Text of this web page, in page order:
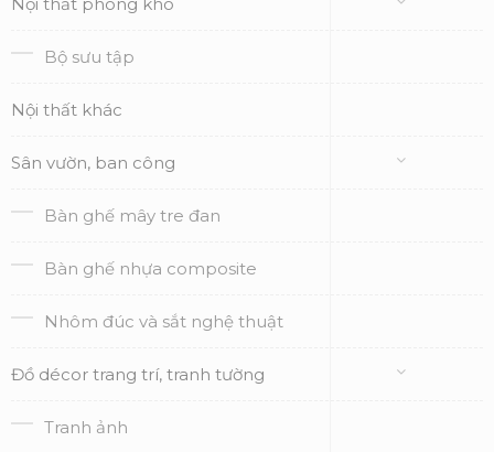
Bộ sưu tập
Nội thất khác
Sân vườn, ban công
Bàn ghế mây tre đan
Bàn ghế nhựa composite
Nhôm đúc và sắt nghệ thuật
Đồ décor trang trí, tranh tường
Tranh ảnh